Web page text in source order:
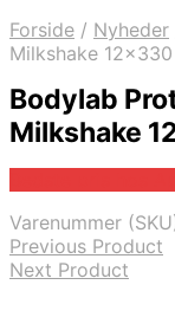
Forside / Nyheder
Milkshake
Bodylab
Milkshake
Varenummer
Previous Product
Next Product